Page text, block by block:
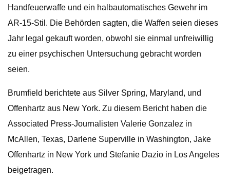
Handfeuerwaffe und ein halbautomatisches Gewehr im
AR-15-Stil. Die Behörden sagten, die Waffen seien dieses
Jahr legal gekauft worden, obwohl sie einmal unfreiwillig
zu einer psychischen Untersuchung gebracht worden
seien.
Brumfield berichtete aus Silver Spring, Maryland, und
Offenhartz aus New York. Zu diesem Bericht haben die
Associated Press-Journalisten Valerie Gonzalez in
McAllen, Texas, Darlene Superville in Washington, Jake
Offenhartz in New York und Stefanie Dazio in Los Angeles
beigetragen.